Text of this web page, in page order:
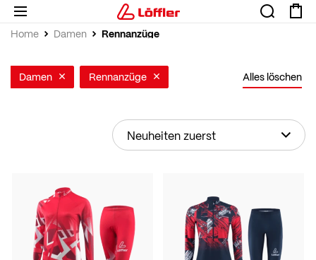
Home Damen Rennanzüge
Damen Rennanzüge Alles löschen